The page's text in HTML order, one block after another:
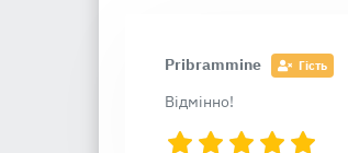
Pribrammine Гість
Відмінно!